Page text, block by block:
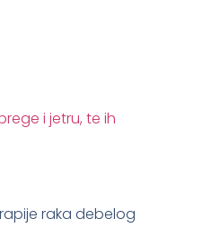
i jetru, te ih
raka debelog